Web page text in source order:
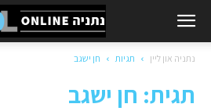
נתניה און ליין תגיות חן ישגב
תגית: חן ישגב